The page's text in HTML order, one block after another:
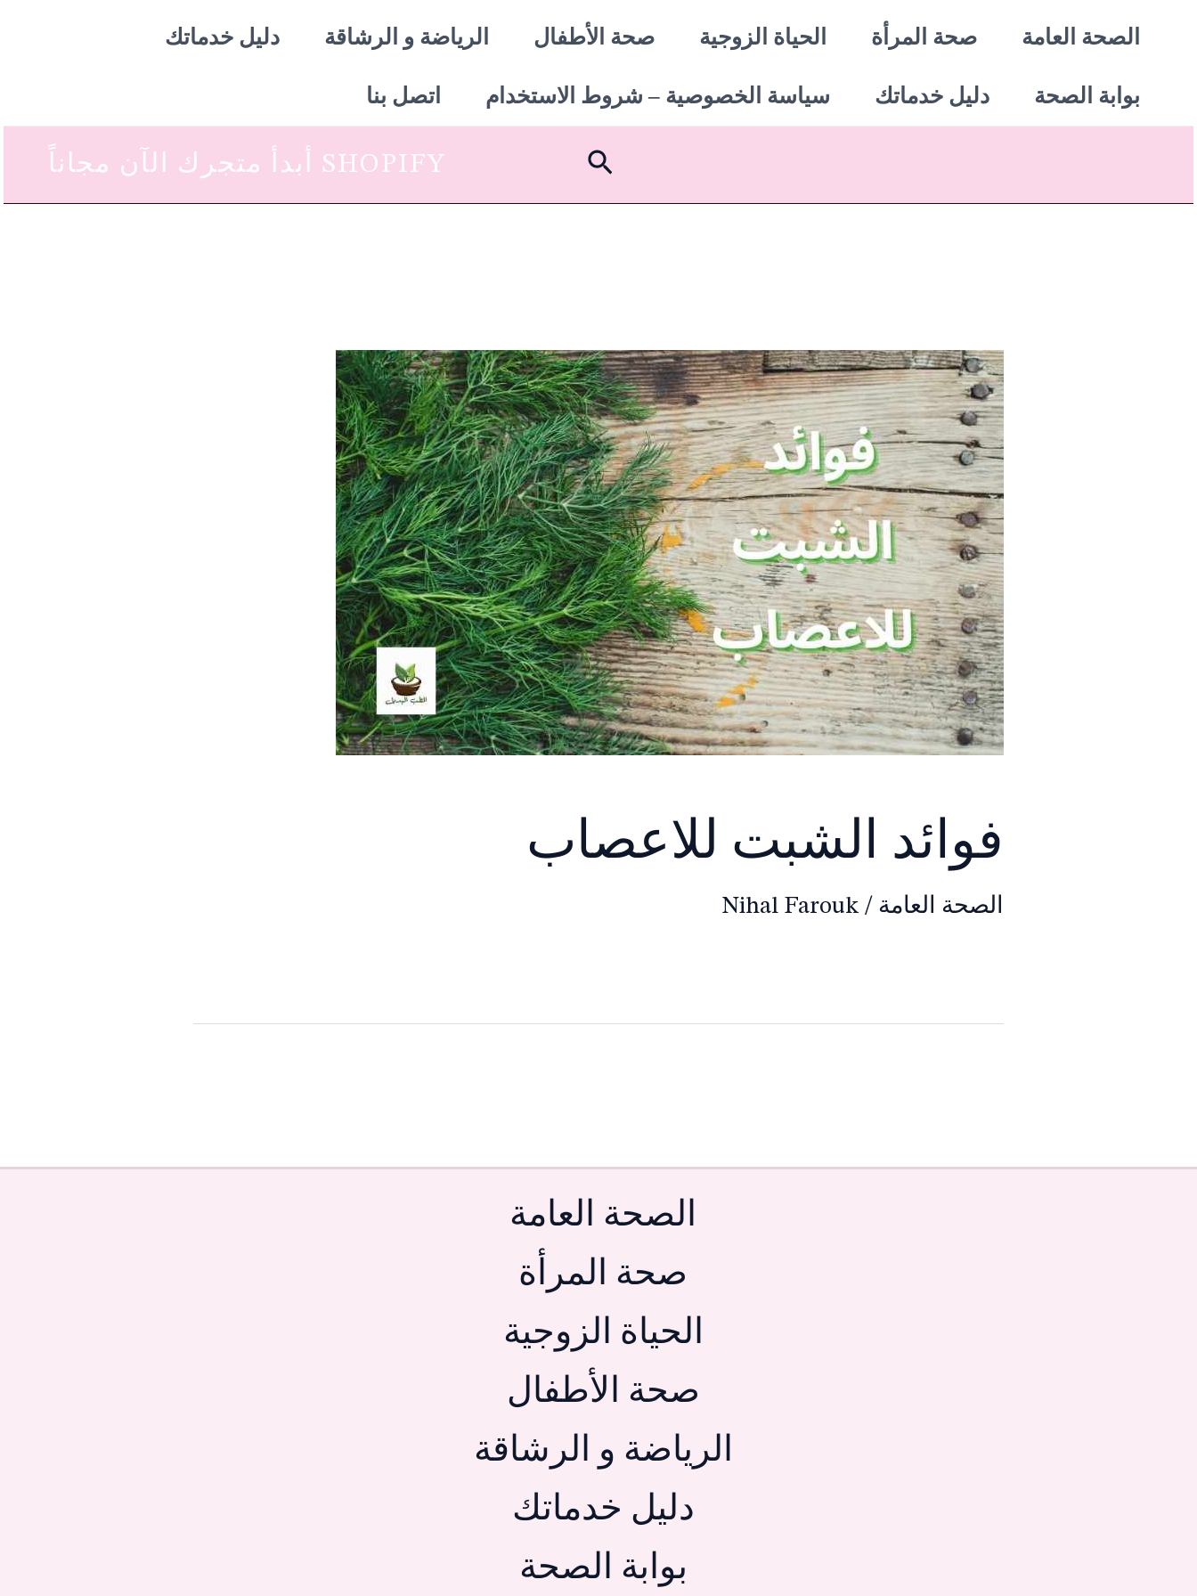
تخطيالصحة العامة صحة المرأة الحياة الزوجية صحة الأطفال الرياضة و الرشاقة دليل خدماتك
بوابة الصحة دليل خدماتك سياسة الخصوصية – شروط الاستخدام اتصل بنا
البحث SHOPIFY أبدأ متجرك الآن مجاناً
فوائد الشبت للاعصاب
الصحة العامة /
Nihal Farouk
الصحة العامة
صحة المرأة
الحياة الزوجية
صحة الأطفال
الرياضة و الرشاقة
دليل خدماتك
بوابة الصحة